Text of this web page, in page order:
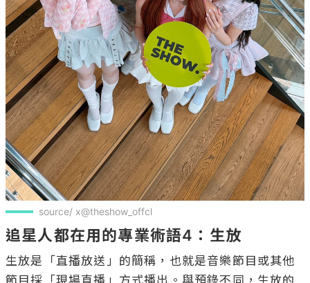
source/ x@theshow_offcl
追星人都在用的專業術語4：生放
生放是「直播放送」的簡稱，也就是音樂節目或其他
節目採「現場直播」方式播出。與預錄不同，生放的